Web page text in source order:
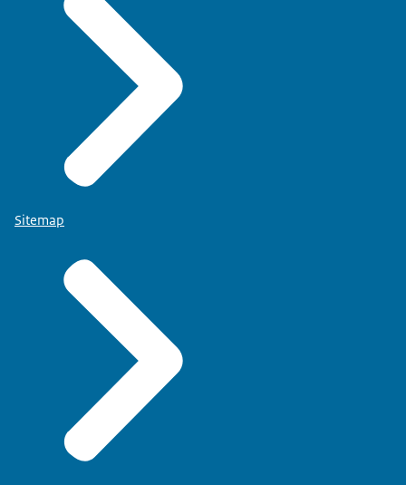
Sitemap